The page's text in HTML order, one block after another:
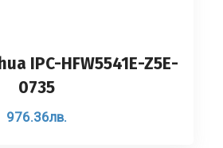
IPC-HFW5541E-Z5E-
0735
976.36лв.